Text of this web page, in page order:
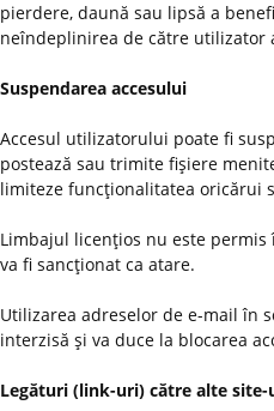
pierdere, daună sau lipsă a
neîndeplinirea de către utilizator
Suspendarea accesului
Accesul utilizatorului poate fi
postează sau trimite fişiere
limiteze funcţionalitatea oricărui
Limbajul licenţios nu este
va fi sancţionat ca atare.
Utilizarea adreselor de e-mail în
interzisă şi va duce la blocarea
Legături (link-uri) către alte